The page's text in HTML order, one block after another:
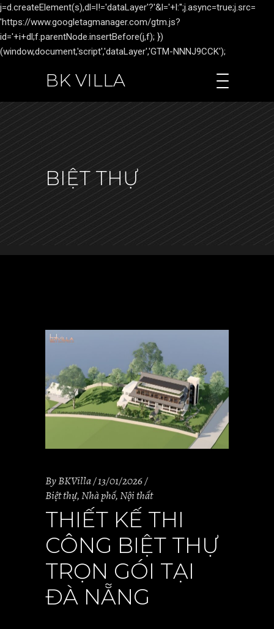
j=d.createElement(s),dl=l!='dataLayer'?'&l='+l:'';j.async=true;j.src=
'https://www.googletagmanager.com/gtm.js?
id='+i+dl;f.parentNode.insertBefore(j,f); })
(window,document,'script','dataLayer','GTM-NNNJ9CCK');
BK VILLA
BIỆT THỰ
ByBKVilla 13/01/2026
Biệt thự,Nhà phố,Nội thất
THIẾT KẾ THI
CÔNG BIỆT THỰ
TRỌN GÓI TẠI
ĐÀ NẴNG